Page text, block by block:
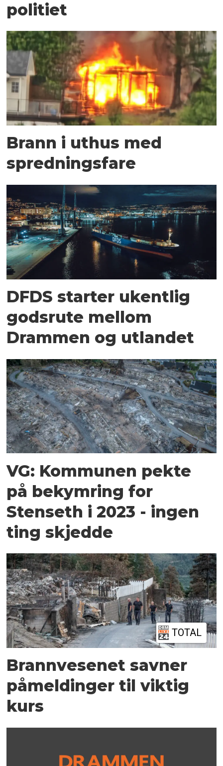
politiet
Brann i uthus med
spredningsfare
DFDS starter ukentlig
godsrute mellom
Drammen og utlandet
VG: Kommunen pekte
på bekymring for
Stenseth i 2023 - ingen
ting skjedde
TOTAL
Brannvesenet savner
påmeldinger til viktig
kurs